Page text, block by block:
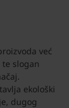
već
slogan
ekološki
dugog